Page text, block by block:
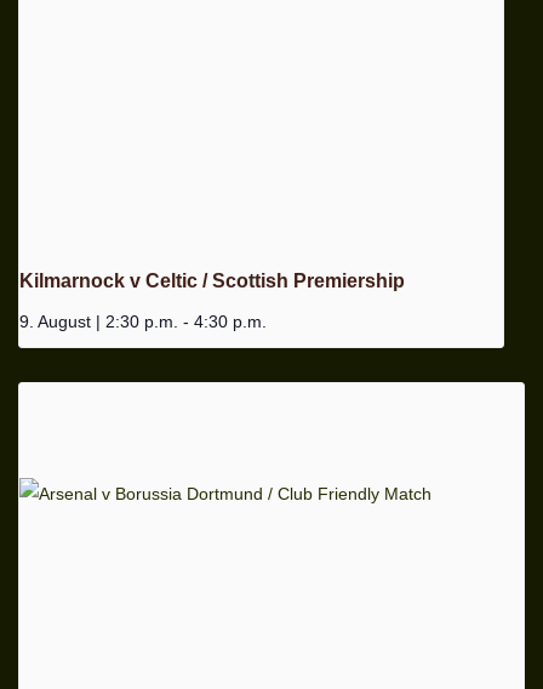
Kilmarnock v Celtic / Scottish Premiership
9. August | 2:30 p.m. - 4:30 p.m.